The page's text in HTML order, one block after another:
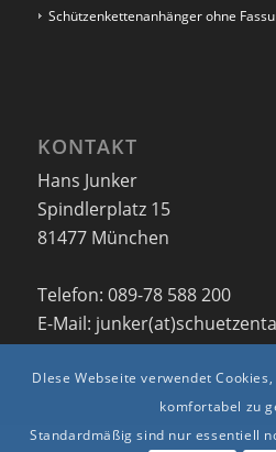
Schützenkettenanhänger ohne
KONTAKT
Hans Junker
Spindlerplatz 15
81477 München
Telefon: 089-78 588 200
E-Mail:
DIese Webseite verwendet
komfortabel zu
Standardmäßig sind nur essentiell